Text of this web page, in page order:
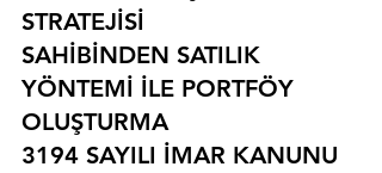
STRATEJİSİ
SAHİBİNDEN SATILIK
YÖNTEMİ İLE PORTFÖY
OLUŞTURMA
3194 SAYILI İMAR KANUNU